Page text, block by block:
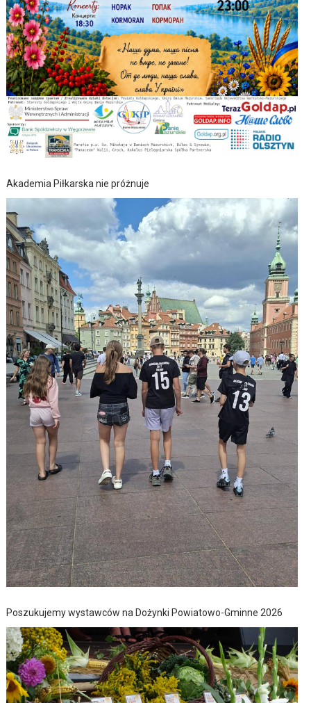
Akademia Piłkarska nie próżnuje
Poszukujemy wystawców na Dożynki Powiatowo-Gminne 2026